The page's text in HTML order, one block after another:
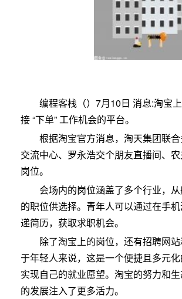
编程客栈（）7月10日 消息:淘宝
接 “下单” 工作机会的平台。
根据淘宝官方消息，淘天集团联
交流中心、罗永浩交个朋友直播间、
岗位。
会场内的岗位涵盖了多个行业，
的职位供选择。青年人可以通过在手
递简历，获取求职机会。
除了淘宝上的岗位，还有招聘网
于年轻人来说，这是一个便捷且多元
实现自己的就业愿望。淘宝的努力和
的发展注入了更多活力。